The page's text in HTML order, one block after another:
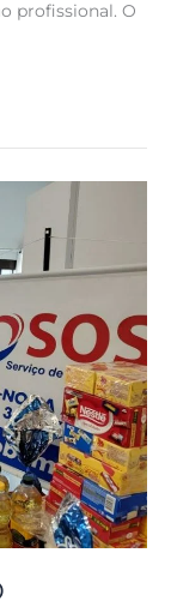
profissional. O